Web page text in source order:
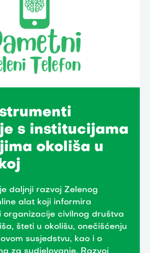
s institucijama
okoliša u
daljnji razvoj Zelenog
alat koji informira
organizacije civilnog društva
šteti u okolišu, onečišćenju
susjedstvu, kao i o
za sudjelovanje. Razvoj